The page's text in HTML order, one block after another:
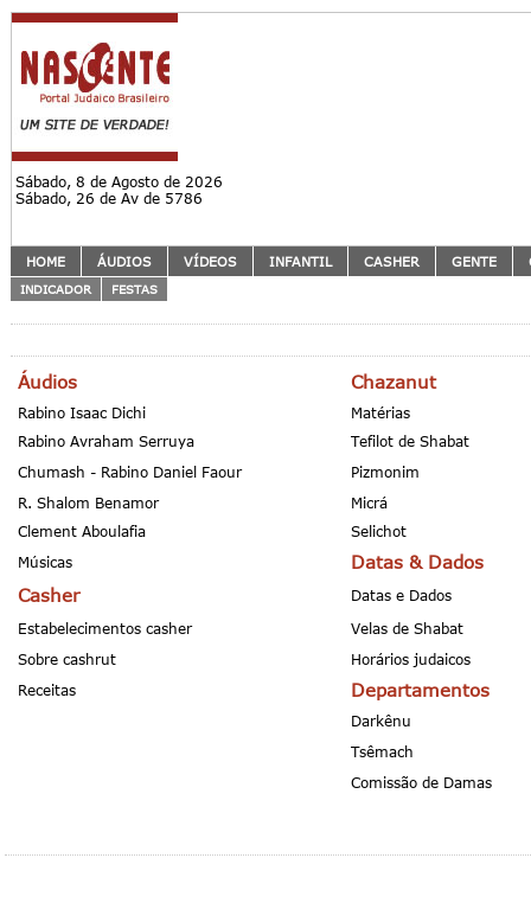
Sábado, 8 de Agosto de 2026
Sábado, 26 de Av de 5786
HOME ÁUDIOS VÍDEOS INFANTIL CASHER GENTE
INDICADOR FESTAS
Áudios Chazanut
Rabino Isaac Dichi
Matérias
Rabino Avraham Serruya
Tefilot de Shabat
Chumash - Rabino Daniel Faour
Pizmonim
R. Shalom Benamor
Micrá
Clement Aboulafia
Selichot
Músicas
Datas & Dados
Casher
Datas e Dados
Estabelecimentos casher
Velas de Shabat
Sobre cashrut
Horários judaicos
Receitas
Departamentos
Darkênu
Tsêmach
Comissão de Damas